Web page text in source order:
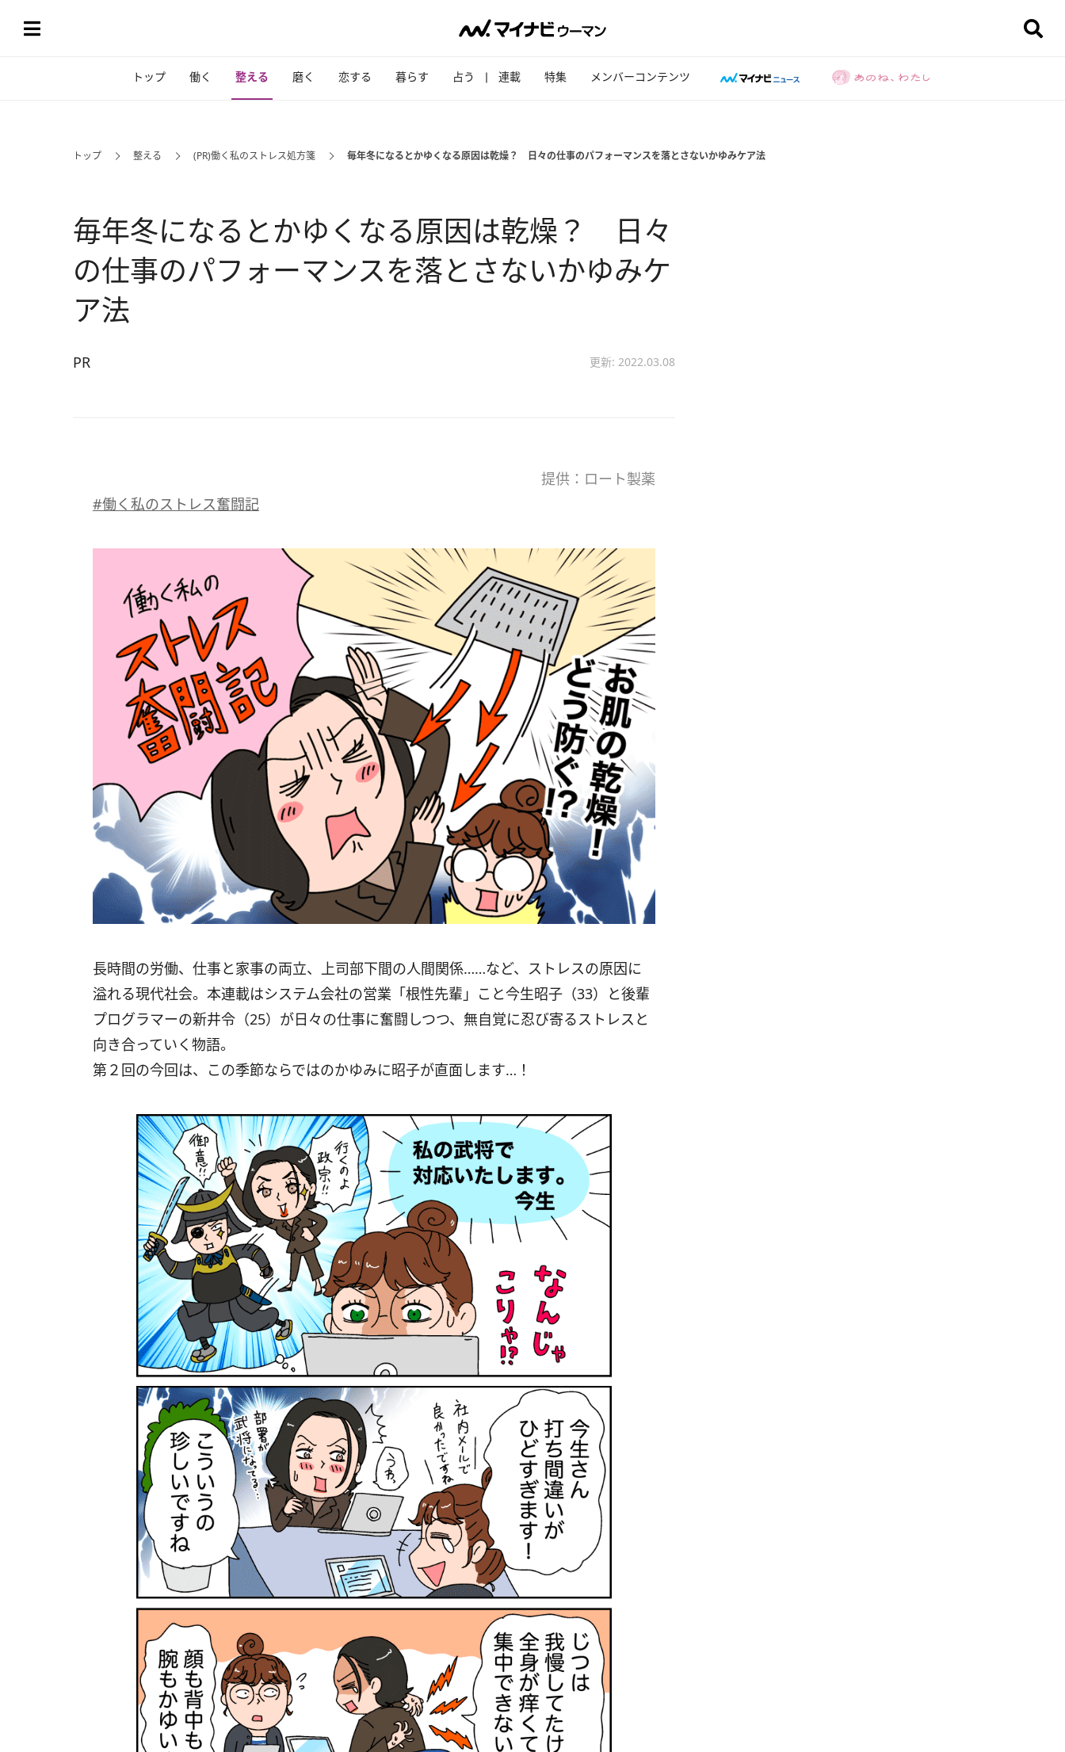
トップ 働く 整える 磨く 恋する 暮らす 占う 連載 特集 メンバーコンテンツ
トップ 整える (PR)働く私のストレス処方箋 毎年冬になるとかゆくなる原因は乾燥？ 日々の仕事のパフォーマンスを落とさないかゆみケア法
毎年冬になるとかゆくなる原因は乾燥？ 日々
の仕事のパフォーマンスを落とさないかゆみケ
ア法
PR 更新: 2022.03.08
提供：ロート製薬
#働く私のストレス奮闘記
長時間の労働、仕事と家事の両立、上司部下間の人間関係……など、ストレスの原因に
溢れる現代社会。本連載はシステム会社の営業「根性先輩」こと今生昭子（33）と後輩
プログラマーの新井令（25）が日々の仕事に奮闘しつつ、無自覚に忍び寄るストレスと
向き合っていく物語。
第２回の今回は、この季節ならではのかゆみに昭子が直面します…！